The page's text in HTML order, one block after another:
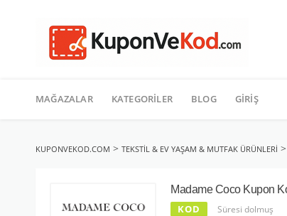
geç
MAĞAZALAR KATEGORILER BLOG GIRIŞ
KUPONVEKOD.COM > TEKSTIL & EV YAŞAM & MUTFAK ÜRÜNLERI >
Madame Coco Kupon
KOD Süresi dolmuş